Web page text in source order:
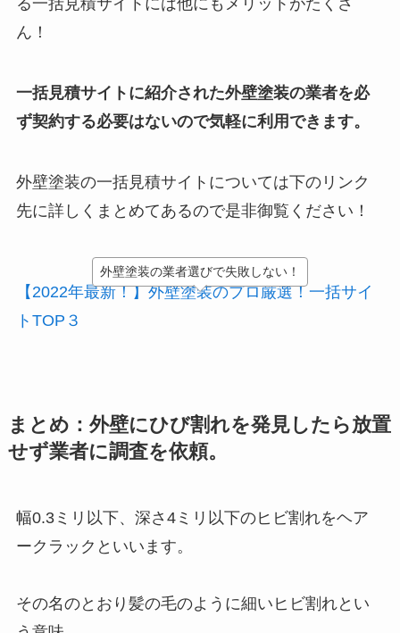
る一括見積サイトには他にもメリットがたくさ
ん！
一括見積サイトに紹介された外壁塗装の業者を必
ず契約する必要はないので気軽に利用できます。
外壁塗装の一括見積サイトについては下のリンク
先に詳しくまとめてあるので是非御覧ください！
外壁塗装の業者選びで失敗しない！
【2022年最新！】外壁塗装のプロ厳選！一括サイ
トTOP３
まとめ：外壁にひび割れを発見したら放置
せず業者に調査を依頼。
幅0.3ミリ以下、深さ4ミリ以下のヒビ割れをヘア
ークラックといいます。
その名のとおり髪の毛のように細いヒビ割れとい